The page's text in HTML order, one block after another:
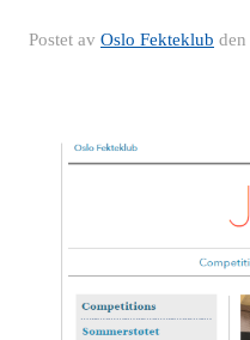
Postet av Oslo Fekteklub den